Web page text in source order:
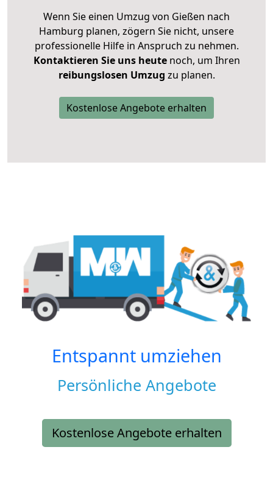
Wenn Sie einen Umzug von Gießen nach
Hamburg planen, zögern Sie nicht, unsere
professionelle Hilfe in Anspruch zu nehmen.
Kontaktieren Sie uns heutenoch, um Ihren
reibungslosen Umzug zu planen.
Kostenlose Angebote erhalten
Entspannt umziehen
Persönliche Angebote
Kostenlose Angebote erhalten